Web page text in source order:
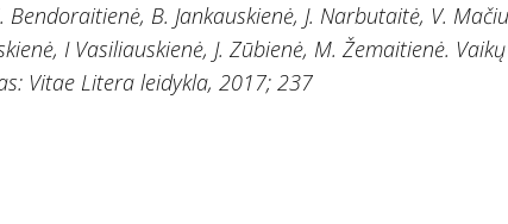
B. Jankauskienė, J. Narbutaitė, V.
I Vasiliauskienė, J. Zūbienė, M. Žemaitienė.
Vitae Litera leidykla, 2017; 237